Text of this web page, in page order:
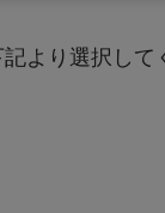
より選択して